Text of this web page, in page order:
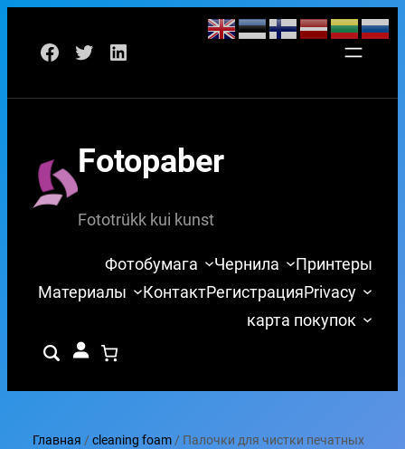
Facebook
TwitterLinkedIn
Fotopaber
Fototrükk kui kunst
Фотобумага Чернила
Принтеры
Материалы
КонтактРегистрацияPrivacy
карта покупок
Главная /cleaning foam/ Палочки для чистки печатных